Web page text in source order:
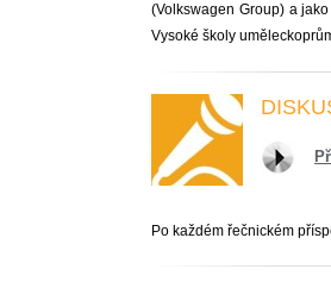
(Volkswagen Group) a
Vysoké školy
Po každém řečnickém